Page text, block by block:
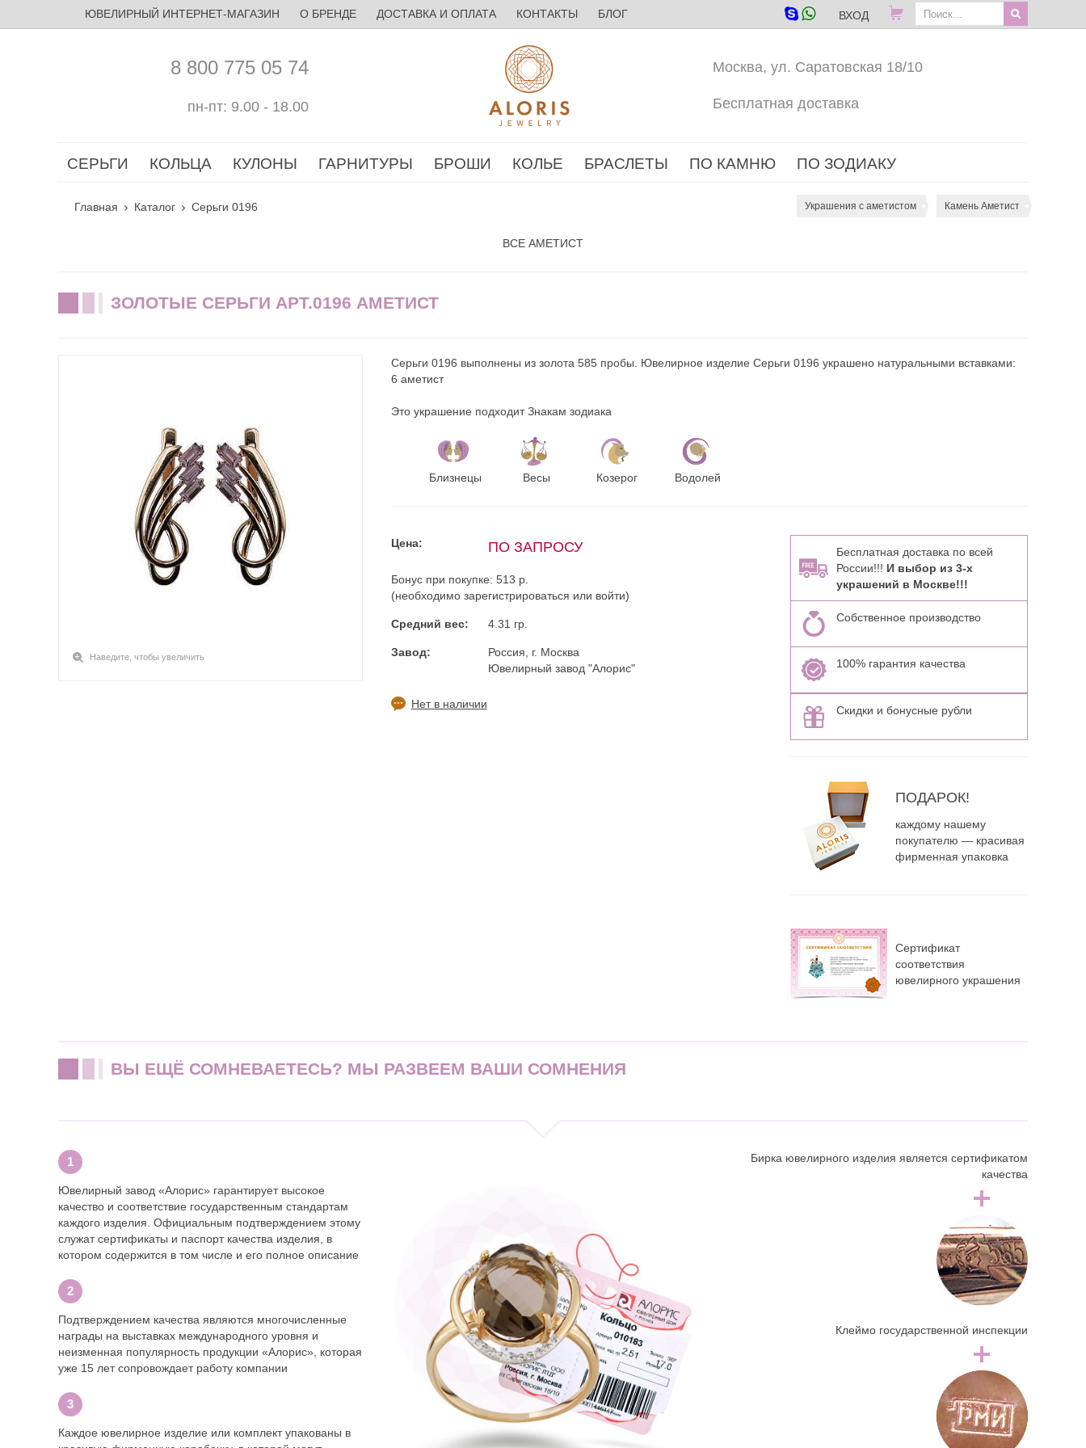
ЮВЕЛИРНЫЙ ИНТЕРНЕТ-МАГАЗИН О БРЕНДЕ ДОСТАВКА И ОПЛАТА КОНТАКТЫ БЛОГ ВХОД
8 800 775 05 74
пн-пт: 9.00 - 18.00
Москва, ул. Саратовская 18/10
Бесплатная доставка
СЕРЬГИ КОЛЬЦА КУЛОНЫ ГАРНИТУРЫ БРОШИ КОЛЬЕ БРАСЛЕТЫ ПО КАМНЮ ПО ЗОДИАКУ
Главная Каталог Серьги 0196 Украшения с аметистом Камень Аметист
ВСЕ АМЕТИСТ
ЗОЛОТЫЕ СЕРЬГИ АРТ.0196 АМЕТИСТ
Наведите, чтобы увеличить
Серьги 0196 выполнены из золота 585 пробы. Ювелирное изделие Серьги 0196 украшено натуральными вставками:
6 аметист
Это украшение подходит Знакам зодиака
Близнецы Весы Козерог Водолей
Цена: ПО ЗАПРОСУ
Бонус при покупке: 513 р.
(необходимо зарегистрироваться или войти)
Средний вес: 4.31 гр.
Завод:
Россия, г. Москва
Ювелирный завод "Алорис"
Нет в наличии
Бесплатная доставка по всей
России!!! И выбор из 3-х
украшений в Москве!!!
Собственное производство
100% гарантия качества
Скидки и бонусные рубли
ПОДАРОК!
каждому нашему
покупателю — красивая
фирменная упаковка
Сертификат
соответствия
ювелирного украшения
ВЫ ЕЩЁ СОМНЕВАЕТЕСЬ? МЫ РАЗВЕЕМ ВАШИ СОМНЕНИЯ
Ювелирный завод «Алорис» гарантирует высокое
качество и соответствие государственным стандартам
каждого изделия. Официальным подтверждением этому
служат сертификаты и паспорт качества изделия, в
котором содержится в том числе и его полное описание
Подтверждением качества являются многочисленные
награды на выставках международного уровня и
неизменная популярность продукции «Алорис», которая
уже 15 лет сопровождает работу компании
Каждое ювелирное изделие или комплект упакованы в
Бирка ювелирного изделия является сертификатом
качества
Клеймо государственной инспекции